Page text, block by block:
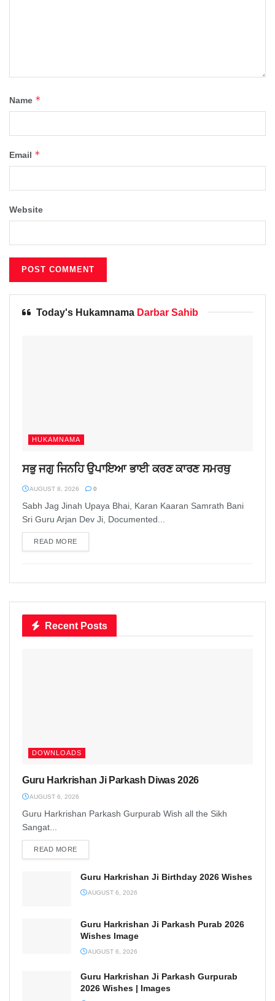
Name *
Email *
Website
Today's Hukamnama Darbar Sahib
HUKAMNAMA
ਸਭੁ ਜਗੁ ਜਿਨਹਿ ਉਪਾਇਆ ਭਾਈ ਕਰਣ ਕਾਰਣ ਸਮਰਥੁ
AUGUST 8, 2026 0
Sabh Jag Jinah Upaya Bhai, Karan Kaaran Samrath Bani
Sri Guru Arjan Dev Ji, Documented...
READ MORE
Recent Posts
DOWNLOADS
Guru Harkrishan Ji Parkash Diwas 2026
AUGUST 6, 2026
Guru Harkrishan Parkash Gurpurab Wish all the Sikh
Sangat...
READ MORE
Guru Harkrishan Ji Birthday 2026 Wishes
AUGUST 6, 2026
Guru Harkrishan Ji Parkash Purab 2026
Wishes Image
AUGUST 6, 2026
Guru Harkrishan Ji Parkash Gurpurab
2026 Wishes | Images